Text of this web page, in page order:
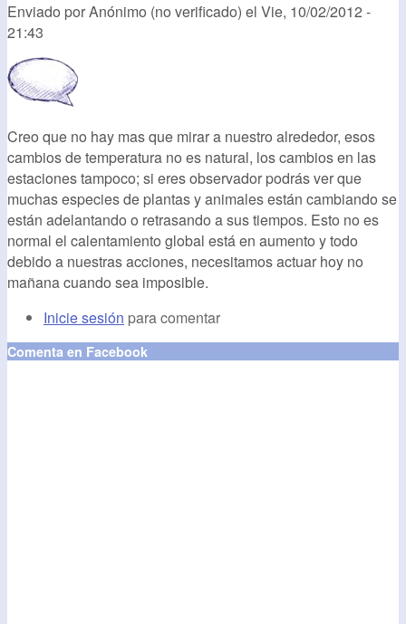
Enviado porAnónimo (no verificado) el Vie, 10/02/2012 -
21:43
Creo que no hay mas que mirar a nuestro alrededor, esos
cambios de temperatura no es natural, los cambios en las
estaciones tampoco; si eres observador podrás ver que
muchas especies de plantas y animales están cambiando se
están adelantando o retrasando a sus tiempos. Esto no es
normal el calentamiento global está en aumento y todo
debido a nuestras acciones, necesitamos actuar hoy no
mañana cuando sea imposible.
Inicie sesión para comentar
Comenta en Facebook